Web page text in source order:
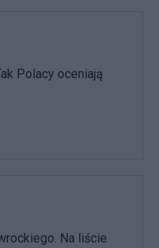
Polacy oceniają
Na liście